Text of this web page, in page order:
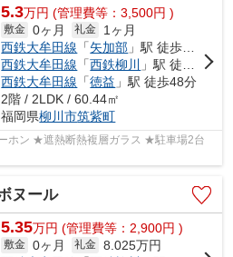
5.3万円 (管理費等：3,500円 )
敷金 0ヶ月 礼金
1ヶ月
西鉄大牟田線 「矢加部 」駅 徒歩33分
西鉄大牟田線 「西鉄柳川
」駅 徒歩31分
西鉄大牟田線 「徳益 」駅 徒歩48分
2階 / 2LDK / 60.44㎡
福岡県柳川市筑紫町
ホン ★遮熱断熱複層ガラス ★駐車場2台
ヌール
5.35万円 (管理費等：2,900円 )
敷金 0ヶ月 礼金 8.025万円